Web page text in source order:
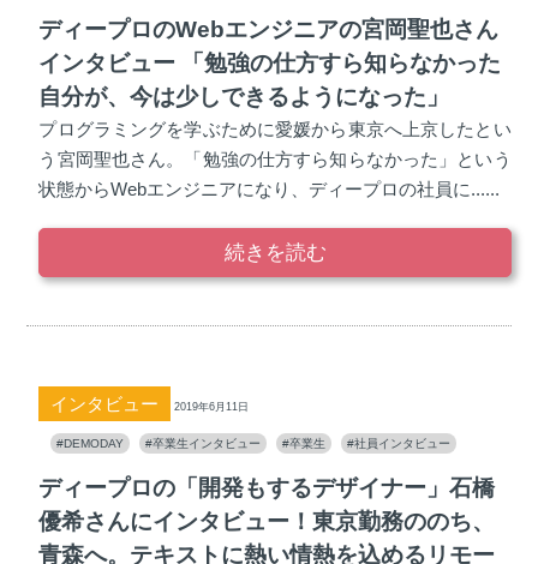
ディープロのWebエンジニアの宮岡聖也さん
インタビュー 「勉強の仕方すら知らなかった
自分が、今は少しできるようになった」
プログラミングを学ぶために愛媛から東京へ上京したとい
う宮岡聖也さん。「勉強の仕方すら知らなかった」という
状態からWebエンジニアになり、ディープロの社員に......
続きを読む
インタビュー 2019年6月11日
#DEMODAY #卒業生インタビュー #卒業生 #社員インタビュー
ディープロの「開発もするデザイナー」石橋
優希さんにインタビュー！東京勤務ののち、
青森へ。テキストに熱い情熱を込めるリモー